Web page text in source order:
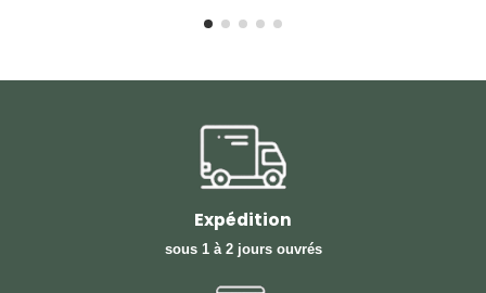
Expédition
sous 1 à 2 jours ouvrés